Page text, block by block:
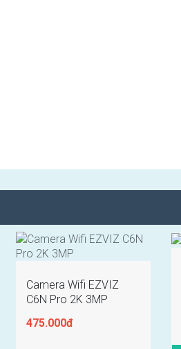
Camera Wifi EZVIZ
C6N Pro 2K 3MP
475.000đ